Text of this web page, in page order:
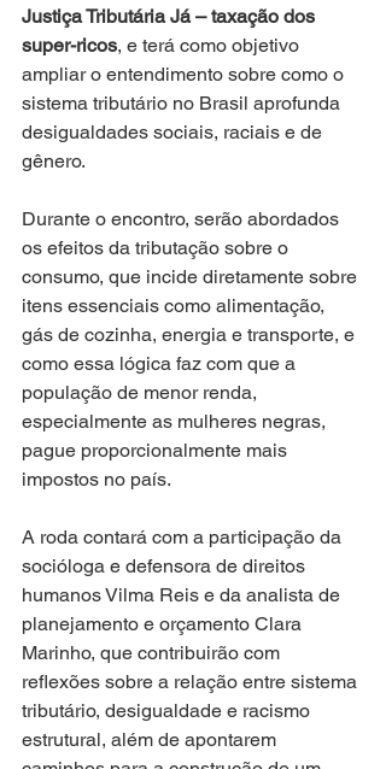
Justiça Tributária Já – taxação dos
super-ricos, e terá como objetivo
ampliar o entendimento sobre como o
sistema tributário no Brasil aprofunda
desigualdades sociais, raciais e de
gênero.
Durante o encontro, serão abordados
os efeitos da tributação sobre o
consumo, que incide diretamente sobre
itens essenciais como alimentação,
gás de cozinha, energia e transporte, e
como essa lógica faz com que a
população de menor renda,
especialmente as mulheres negras,
pague proporcionalmente mais
impostos no país.
A roda contará com a participação da
socióloga e defensora de direitos
humanos Vilma Reis e da analista de
planejamento e orçamento Clara
Marinho, que contribuirão com
reflexões sobre a relação entre sistema
tributário, desigualdade e racismo
estrutural, além de apontarem